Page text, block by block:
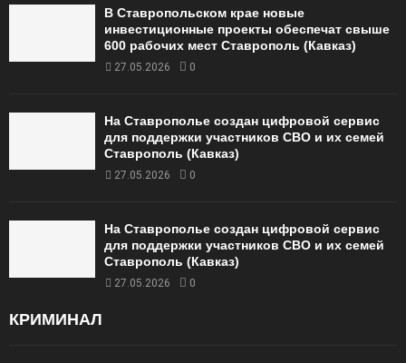
В Ставропольском крае новые
инвестиционные проекты обеспечат свыше
600 рабочих мест Ставрополь (Кавказ)
27.05.2026 0
На Ставрополье создан цифровой сервис
для поддержки участников СВО и их семей
Ставрополь (Кавказ)
27.05.2026 0
На Ставрополье создан цифровой сервис
для поддержки участников СВО и их семей
Ставрополь (Кавказ)
27.05.2026 0
КРИМИНАЛ